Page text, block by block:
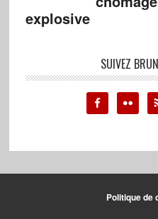
explosive
SUIVEZ
Politique de